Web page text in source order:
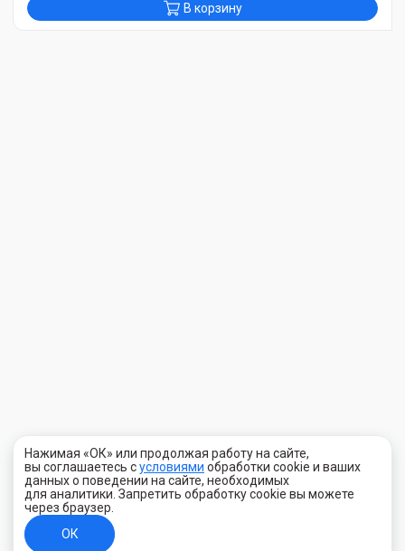
В корзину
Нажимая «ОК» или продолжая работу на сайте,
вы соглашаетесь сусловиями обработки cookie и ваших
данных о поведении на сайте, необходимых
для аналитики. Запретить обработку cookie вы можете
через браузер.
ОК